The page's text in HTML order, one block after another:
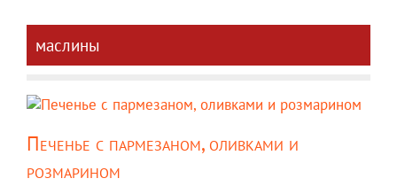
маслины
Печенье с пармезаном, оливками и
розмарином